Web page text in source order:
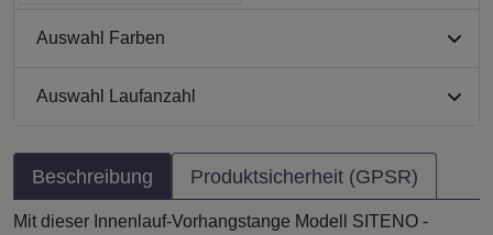
Auswahl Farben
Auswahl Laufanzahl
Beschreibung Produktsicherheit (GPSR)
Mit dieser Innenlauf-Vorhangstange Modell SITENO -